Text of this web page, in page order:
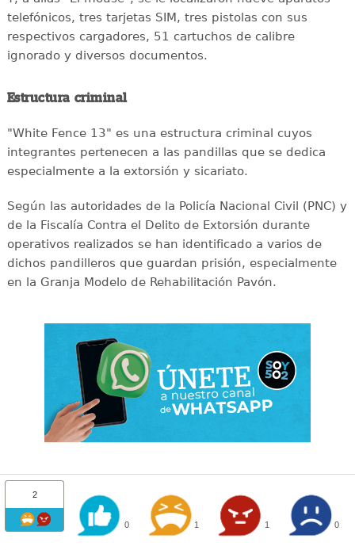
telefónicos, tres tarjetas SIM, tres pistolas con sus
respectivos cargadores, 51 cartuchos de calibre
ignorado y diversos documentos.
Estructura criminal
"White Fence 13" es una estructura criminal cuyos
integrantes pertenecen a las pandillas que se dedica
especialmente a la extorsión y sicariato.
Según las autoridades de la Policía Nacional Civil (PNC) y
de la Fiscalía Contra el Delito de Extorsión durante
operativos realizados se han identificado a varios de
dichos pandilleros que guardan prisión, especialmente
en la Granja Modelo de Rehabilitación Pavón.
2
0 1 1 0